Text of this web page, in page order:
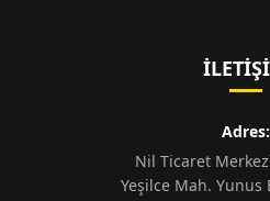
Adres:
Nil Ticaret
Yeşilce Mah. Yunus